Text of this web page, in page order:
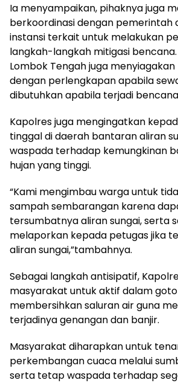
Ia menyampaikan, pihaknya juga
berkoordinasi dengan pemerintah
instansi terkait untuk melakukan
langkah-langkah mitigasi bencana.
Lombok Tengah juga
dengan perlengkapan apabila
dibutuhkan apabila terjadi
Kapolres juga mengingatkan
tinggal di daerah bantaran aliran
waspada terhadap kemungkinan
hujan yang tinggi.
“Kami mengimbau warga untuk
sampah sembarangan karena
tersumbatnya aliran sungai, serta
melaporkan kepada petugas jika
aliran sungai,”tambahnya.
Sebagai langkah antisipatif,
masyarakat untuk aktif dalam
membersihkan saluran air guna
terjadinya genangan dan banjir.
Masyarakat diharapkan untuk
perkembangan cuaca melalui
serta tetap waspada terhadap